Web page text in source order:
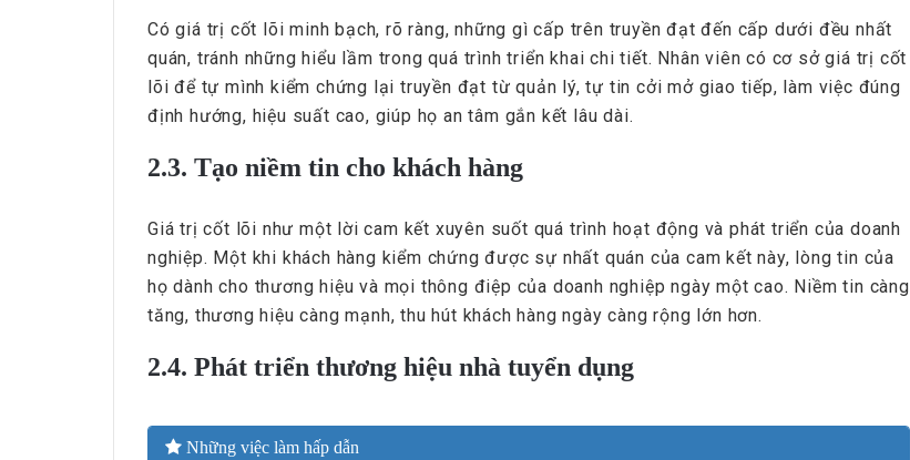
Có giá trị cốt lõi minh bạch, rõ ràng, những gì cấp trên truyền đạt đến cấp dưới đều nhất
quán, tránh những hiểu lầm trong quá trình triển khai chi tiết. Nhân viên có cơ sở giá trị cốt
lõi để tự mình kiểm chứng lại truyền đạt từ quản lý, tự tin cởi mở giao tiếp, làm việc đúng
định hướng, hiệu suất cao, giúp họ an tâm gắn kết lâu dài.
2.3. Tạo niềm tin cho khách hàng
Giá trị cốt lõi như một lời cam kết xuyên suốt quá trình hoạt động và phát triển của doanh
nghiệp. Một khi khách hàng kiểm chứng được sự nhất quán của cam kết này, lòng tin của
họ dành cho thương hiệu và mọi thông điệp của doanh nghiệp ngày một cao. Niềm tin càng
tăng, thương hiệu càng mạnh, thu hút khách hàng ngày càng rộng lớn hơn.
2.4. Phát triển thương hiệu nhà tuyển dụng
Những việc làm hấp dẫn